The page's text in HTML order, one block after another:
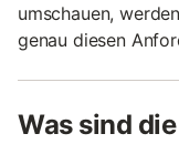
umschauen,
genau diesen
Was sind